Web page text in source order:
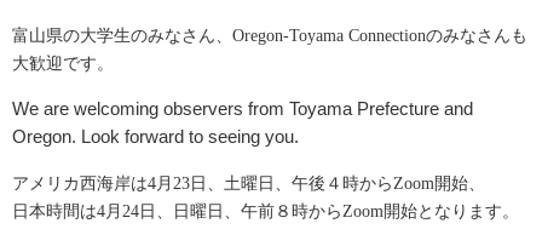
富山県の大学生のみなさん、Oregon-Toyama Connectionのみなさんも
大歓迎です。
We are welcoming observers from Toyama Prefecture and
Oregon. Look forward to seeing you.
アメリカ西海岸は4月23日、土曜日、午後４時からZoom開始、
日本時間は4月24日、日曜日、午前８時からZoom開始となります。